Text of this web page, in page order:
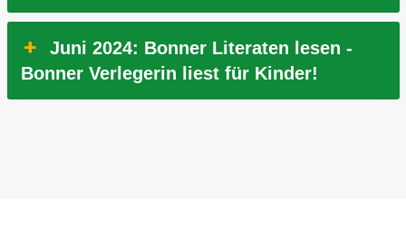
Juni 2024: Bonner Literaten lesen -
Bonner Verlegerin liest für Kinder!